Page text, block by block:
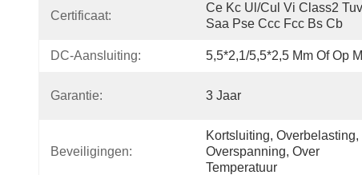
Certificaat:
Ce Kc Ul/cul Vi Class2
Saa Pse Ccc Fcc Bs Cb
DC-Aansluiting: 5,5*2,1/5,5*2,5 Mm Of Op
Garantie: 3 Jaar
Beveiligingen:
Kortsluiting, Overbelasting,
Overspanning, Over
Temperatuur